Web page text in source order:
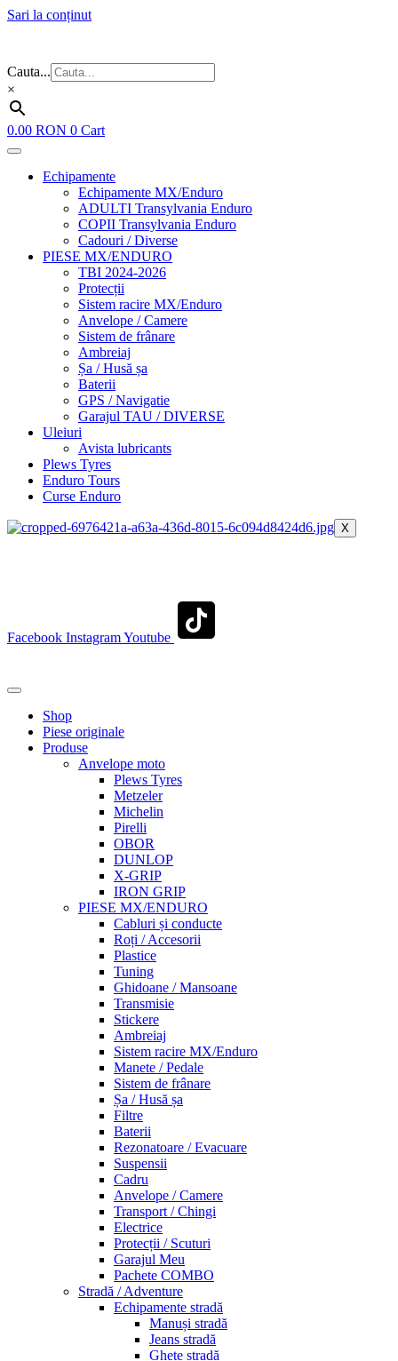
Sari la conținut
Cauta...
×
0.00 RON 0 Cart
Echipamente
Echipamente MX/Enduro
ADULTI Transylvania Enduro
COPII Transylvania Enduro
Cadouri / Diverse
PIESE MX/ENDURO
TBI 2024-2026
Protecții
Sistem racire MX/Enduro
Anvelope / Camere
Sistem de frânare
Ambreiaj
Șa / Husă șa
Baterii
GPS / Navigatie
Garajul TAU / DIVERSE
Uleiuri
Avista lubricants
Plews Tyres
Enduro Tours
Curse Enduro
X
Facebook InstagramYoutube
Shop
Piese originale
Produse
Anvelope moto
Plews Tyres
Metzeler
Michelin
Pirelli
OBOR
DUNLOP
X-GRIP
IRON GRIP
PIESE MX/ENDURO
Cabluri și conducte
Roți / Accesorii
Plastice
Tuning
Ghidoane / Mansoane
Transmisie
Stickere
Ambreiaj
Sistem racire MX/Enduro
Manete / Pedale
Sistem de frânare
Șa / Husă șa
Filtre
Baterii
Rezonatoare / Evacuare
Suspensii
Cadru
Anvelope / Camere
Transport / Chingi
Electrice
Protecții / Scuturi
Garajul Meu
Pachete COMBO
Stradă / Adventure
Echipamente stradă
Manuși stradă
Jeans stradă
Ghete stradă